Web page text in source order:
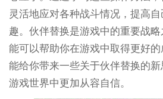
灵活地应对各种战斗情况，提高
趣。伙伴替换是游戏中的重要战
能可以帮助你在游戏中取得更好
能给你带来一些关于伙伴替换的
游戏世界中更加从容自信。